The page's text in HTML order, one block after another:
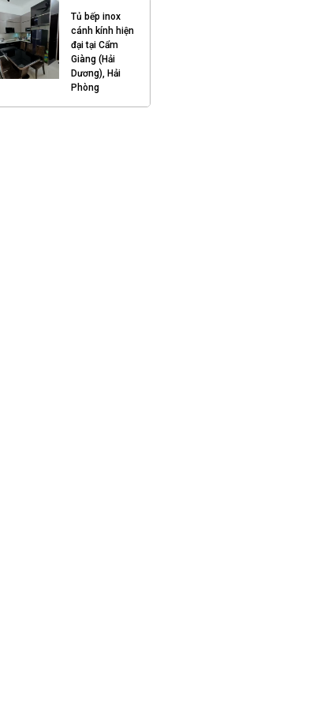
Tủ bếp inox
cánh kính hiện
đại tại Cẩm
Giàng (Hải
Dương), Hải
Phòng